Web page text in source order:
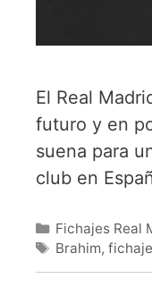
El Real
futuro y en
suena para
club en
Categorías
Fichajes Real
Etiquetas
Brahim,